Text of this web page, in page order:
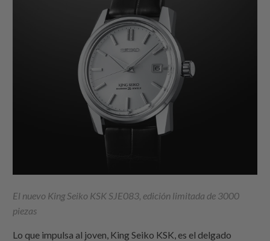
El nuevo King Seiko KSK SJE083, edición limitada de 3000
piezas
Lo que impulsa al joven, King Seiko KSK, es el delgado